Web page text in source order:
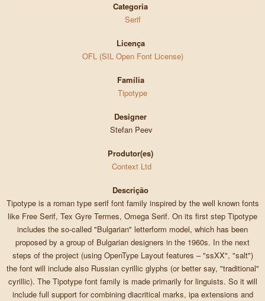
Categoria
Serif
Licença
OFL (SIL Open Font License)
Família
Tipotype
Designer
Stefan Peev
Produtor(es)
Context Ltd
Descrição
Tipotype is a roman type serif font family inspired by the well known fonts
like Free Serif, Tex Gyre Termes, Omega Serif. On its first step Tipotype
includes the so-called "Bulgarian" letterform model, which has been
proposed by a group of Bulgarian designers in the 1960s. In the next
steps of the project (using OpenType Layout features – "ssXX", "salt")
the font will include also Russian cyrillic glyphs (or better say, "traditional"
cyrillic). The Tipotype font family is made primarily for linguists. So it will
include full support for combining diacritical marks, ipa extensions and